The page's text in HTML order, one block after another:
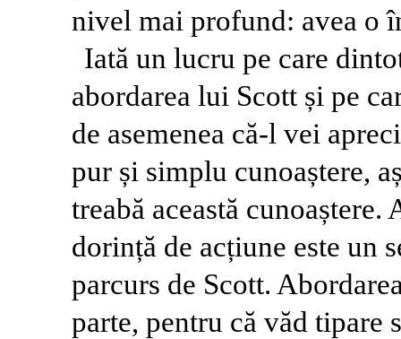
nivel mai profund: avea o
Iată un lucru pe care
abordarea lui Scott și pe
de asemenea că-l vei
pur și simplu cunoaștere,
treabă această
dorință de acțiune este un
parcurs de Scott.
parte, pentru că văd